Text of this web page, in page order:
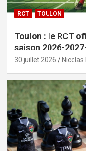
RCT TOULON
Toulon : le RCT
saison 2026-
30 juillet 2026 Nicolas